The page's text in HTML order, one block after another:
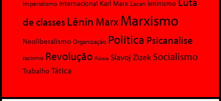
Imperialismo Internacional Karl Marx Lacan leninismo
de classesLênin MarxMarxismo
Neoliberalismo Organização Política Psicanalise
racismo Revolução Rússia Slavoj Zizek Socialismo
Trabalho Tática